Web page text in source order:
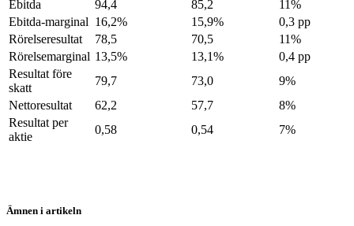
Ebitda
94,4 85,2
11%
Ebitda-marginal 16,2% 15,9%
0,3 pp
Rörelseresultat
78,5 70,5
11%
Rörelsemarginal 13,5% 13,1%
0,4 pp
Resultat före
skatt
79,7 73,0
9%
Nettoresultat
62,2 57,7
8%
Resultat per
aktie
0,58 0,54 7%
Ämnen i artikeln